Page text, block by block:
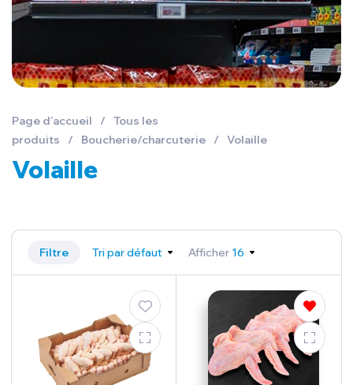
Volaille
Page d'accueil /
Tous les
produits
/ Boucherie/charcuterie / Volaille
Filtre Tri par défaut Afficher 16